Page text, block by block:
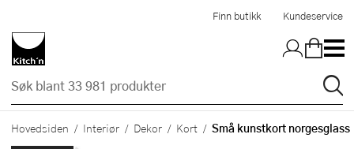
Finn butikk Kundeservice
Hovedsiden Interiør Dekor Kort Små kunstkort norgesglass